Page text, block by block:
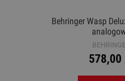
Behringer Wasp
578,00